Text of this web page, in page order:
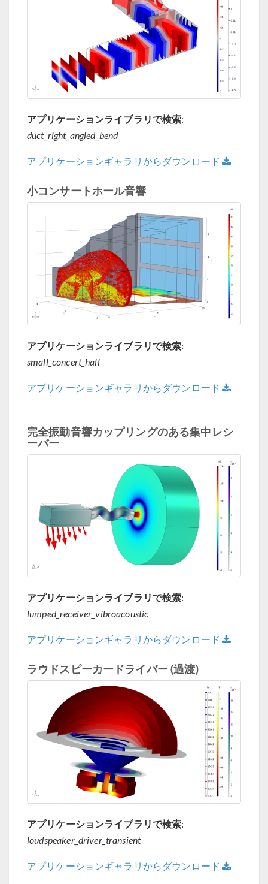
アプリケーションライブラリで検索:
duct_right_angled_bend
アプリケーションギャラリからダウンロード
小コンサートホール音響
アプリケーションライブラリで検索:
small_concert_hall
アプリケーションギャラリからダウンロード
完全振動音響カップリングのある集中レシ
ーバー
アプリケーションライブラリで検索:
lumped_receiver_vibroacoustic
アプリケーションギャラリからダウンロード
ラウドスピーカードライバー (過渡)
アプリケーションライブラリで検索:
loudspeaker_driver_transient
アプリケーションギャラリからダウンロード